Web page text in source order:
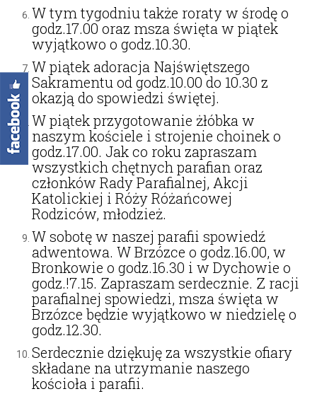
W tym tygodniu także roraty w środę o
godz.17.00 oraz msza święta w piątek
wyjątkowo o godz.10.30.
W piątek adoracja Najświętszego
Sakramentu od godz.10.00 do 10.30 z
okazją do spowiedzi świętej.
W piątek przygotowanie żłóbka w
naszym kościele i strojenie choinek o
godz.17.00. Jak co roku zapraszam
wszystkich chętnych parafian oraz
członków Rady Parafialnej, Akcji
Katolickiej i Róży Różańcowej
Rodziców, młodzież.
W sobotę w naszej parafii spowiedź
adwentowa. W Brzózce o godz.16.00, w
Bronkowie o godz.16.30 i w Dychowie o
godz.!7.15. Zapraszam serdecznie. Z racji
parafialnej spowiedzi, msza święta w
Brzózce będzie wyjątkowo w niedzielę o
godz.12.30.
Serdecznie dziękuję za wszystkie ofiary
składane na utrzymanie naszego
kościoła i parafii.